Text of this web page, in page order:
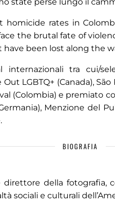
rates in
the brutal fate of
been lost along the
internazionali tra cui/
LGBTQ+ (Canada),
(Colombia) e premiato
Menzione del
BIOGRAFIA
direttore della fotografia,
sociali e culturali